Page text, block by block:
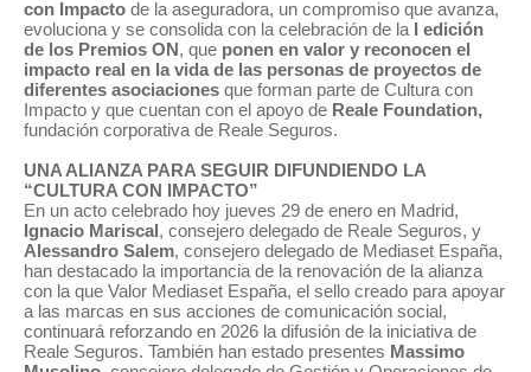
con Impacto de la aseguradora, un compromiso que avanza,
evoluciona y se consolida con la celebración de la I edición
de los Premios ON, que ponen en valor y reconocen el
impacto real en la vida de las personas de proyectos de
diferentes asociaciones que forman parte de Cultura con
Impacto y que cuentan con el apoyo de Reale Foundation,
fundación corporativa de Reale Seguros.
UNA ALIANZA PARA SEGUIR DIFUNDIENDO LA
“CULTURA CON IMPACTO”
En un acto celebrado hoy jueves 29 de enero en Madrid,
Ignacio Mariscal, consejero delegado de Reale Seguros, y
Alessandro Salem, consejero delegado de Mediaset España,
han destacado la importancia de la renovación de la alianza
con la que Valor Mediaset España, el sello creado para apoyar
a las marcas en sus acciones de comunicación social,
continuará reforzando en 2026 la difusión de la iniciativa de
Reale Seguros. También han estado presentes Massimo